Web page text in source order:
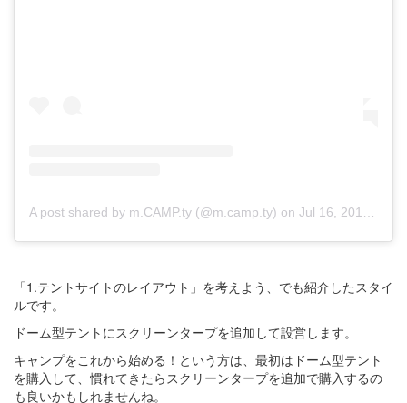
A post shared by m.CAMP.ty (@m.camp.ty) on Jul 16, 2019 at 4:28am PDT
「1.テントサイトのレイアウト」を考えよう、でも紹介したスタイ
ルです。
ドーム型テントにスクリーンタープを追加して設営します。
キャンプをこれから始める！という方は、最初はドーム型テント
を購入して、慣れてきたらスクリーンタープを追加で購入するの
も良いかもしれませんね。